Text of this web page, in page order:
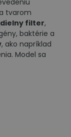
tvarom
filter,
baktérie a
, ako napríklad
Model sa